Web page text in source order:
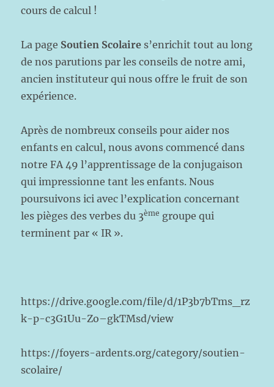
cours de calcul !
La page Soutien Scolaire s’enrichit tout au long
de nos parutions par les conseils de notre ami,
ancien instituteur qui nous offre le fruit de son
expérience.
Après de nombreux conseils pour aider nos
enfants en calcul, nous avons commencé dans
notre FA 49 l’apprentissage de la conjugaison
qui impressionne tant les enfants. Nous
poursuivons ici avec l’explication concernant
les pièges des verbes du 3ème groupe qui
terminent par « IR ».
https://drive.google.com/file/d/1P3b7bTms_rz
k-p-c3G1Uu-Zo–gkTMsd/view
https://foyers-ardents.org/category/soutien-
scolaire/